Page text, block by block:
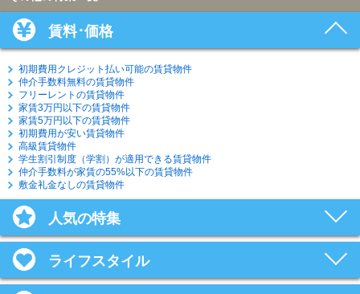
賃料･価格
初期費用クレジット払い可能の賃貸物件
仲介手数料無料の賃貸物件
フリーレントの賃貸物件
家賃3万円以下の賃貸物件
家賃5万円以下の賃貸物件
初期費用が安い賃貸物件
高級賃貸物件
学生割引制度（学割）が適用できる賃貸物件
仲介手数料が家賃の55%以下の賃貸物件
敷金礼金なしの賃貸物件
人気の特集
ライフスタイル